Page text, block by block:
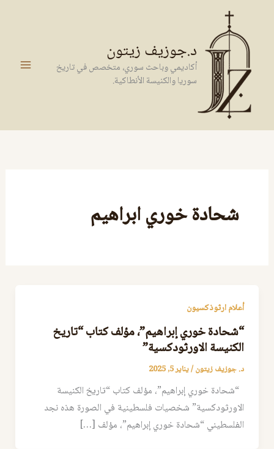
المحتوى
د.جوزيف زيتون
أكاديمي وباحث سوري، متخصص في تاريخ
سوريا والكنيسة الأنطاكية.
شحادة خوري ابراهيم
أعلام ارثوذكسيون
“شحادة خوري إبراهيم”، مؤلف كتاب “تاريخ
الكنيسة الاورثودكسية”
د. جوزيف زيتون/يناير 5, 2025
“شحادة خوري إبراهيم”، مؤلف كتاب “تاريخ الكنيسة
الاورثودكسية” شخصيات فلسطينية في الصورة هذه نجد
الفلسطيني “شحادة خوري إبراهيم”، مؤلف […]